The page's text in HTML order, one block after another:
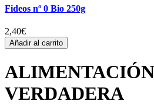
Fideos nº 0 Bio 250g
2,40€
Añadir al carrito
ALIMENTACIÓN
VERDADERA